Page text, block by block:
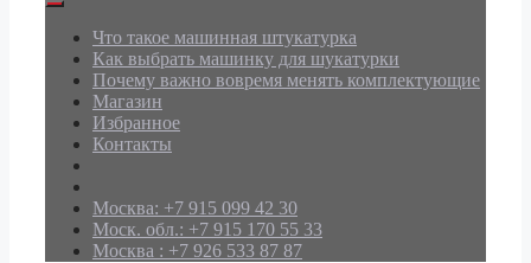
Что такое машинная штукатурка
Как выбрать машинку для шукатурки
Почему важно вовремя менять комплектующие
Магазин
Избранное
Контакты
Москва: +7 915 099 42 30
Моск. обл.: +7 915 170 55 33
Москва : +7 926 533 87 87